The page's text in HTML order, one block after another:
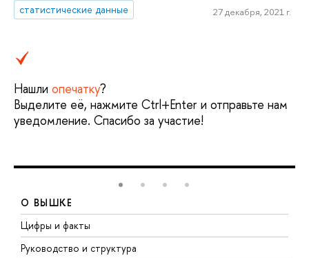
статистические данные
27 декабря, 2021 г.
Нашли опечатку?
Выделите её, нажмите Ctrl+Enter и отправьте нам
уведомление. Спасибо за участие!
О ВЫШКЕ
Цифры и факты
Руководство и структура